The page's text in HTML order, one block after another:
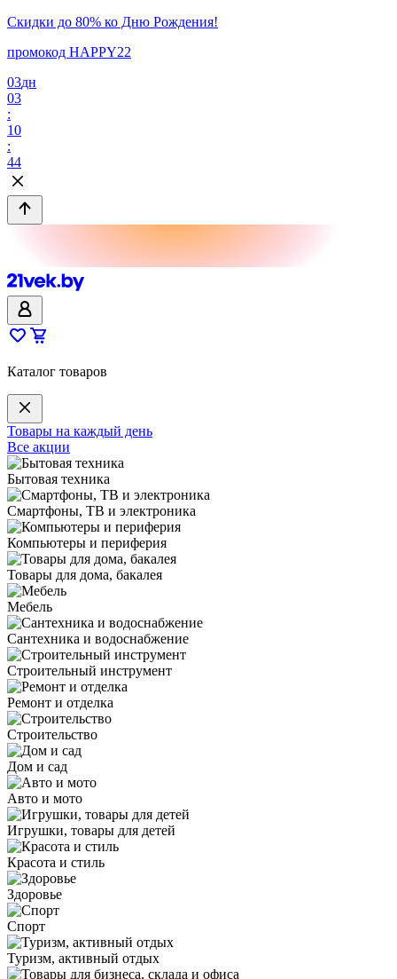
Скидки до 80% ко Дню Рождения!
промокод HAPPY22
03дн
03
:
10
:
44
Каталог товаров
Товары на каждый день
Все акции
Бытовая техника
Смартфоны, ТВ и электроника
Компьютеры и периферия
Товары для дома, бакалея
Мебель
Сантехника и водоснабжение
Строительный инструмент
Ремонт и отделка
Строительство
Дом и сад
Авто и мото
Игрушки, товары для детей
Красота и стиль
Здоровье
Спорт
Туризм, активный отдых